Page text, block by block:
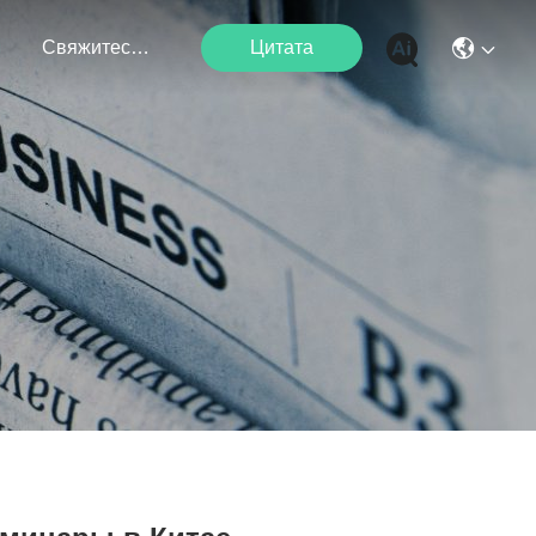
Свяжитесь С Нами Цитата